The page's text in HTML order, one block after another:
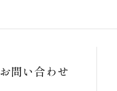
お問い合わせ